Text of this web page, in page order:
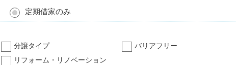
定期借家のみ
分譲タイプ バリアフリー
リフォーム・リノベーション